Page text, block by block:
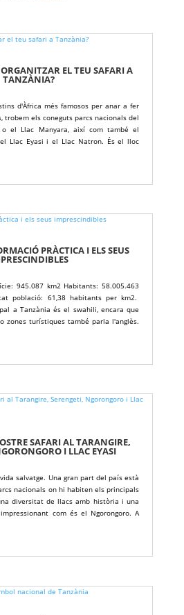
EL TEU SAFARI A
TANZÀNIA?
d'Àfrica més famosos per anar a fer
trobem els coneguts parcs nacionals del
o el Llac Manyara, així com també el
Llac Eyasi i el Llac Natron. És el lloc
PRÀCTICA I ELS SEUS
945.087 km2 Habitants: 58.005.463
població: 61,38 habitants per km2.
a Tanzània és el swahili, encara que
zones turístiques també parla l'anglès.
SAFARI AL TARANGIRE,
I LLAC EYASI
salvatge. Una gran part del país està
nacionals on hi habiten els principals
diversitat de llacs amb història i una
com és el Ngorongoro. A